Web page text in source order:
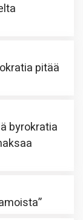
pitää
byrokratia
”